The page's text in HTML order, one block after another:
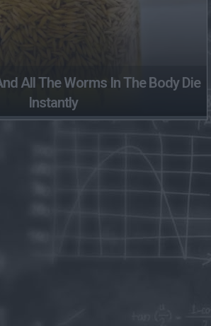
All The Worms In The Body Die
Instantly